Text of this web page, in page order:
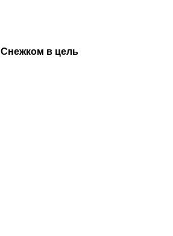
Снежком в цель